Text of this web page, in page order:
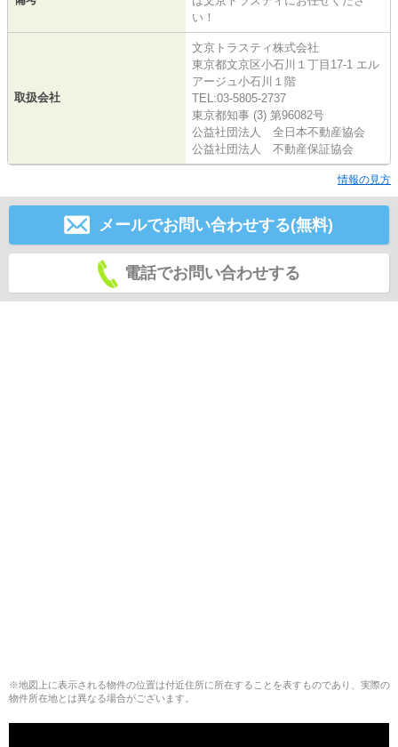
い！
取扱会社
文京トラスティ株式会社
東京都文京区小石川１丁目17-1 エル
アージュ小石川１階
TEL:03-5805-2737
東京都知事 (3) 第96082号
公益社団法人 全日本不動産協会
公益社団法人 不動産保証協会
情報の見方
メールでお問い合わせする(無料)
電話でお問い合わせする
※地図上に表示される物件の位置は付近住所に所在することを表すものであり、実際の
物件所在地とは異なる場合がございます。